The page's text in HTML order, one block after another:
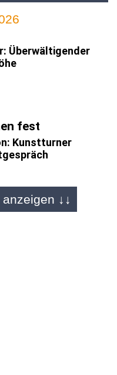
Überwältigender
fest
Kunstturner
↓↓